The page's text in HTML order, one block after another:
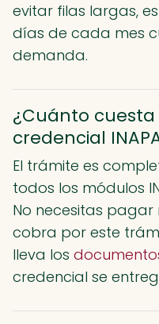
evitar filas largas,
días de cada mes
demanda.
¿Cuánto
credencial
El trámite es
todos los módulos
No necesitas
cobra por este
lleva los
credencial se